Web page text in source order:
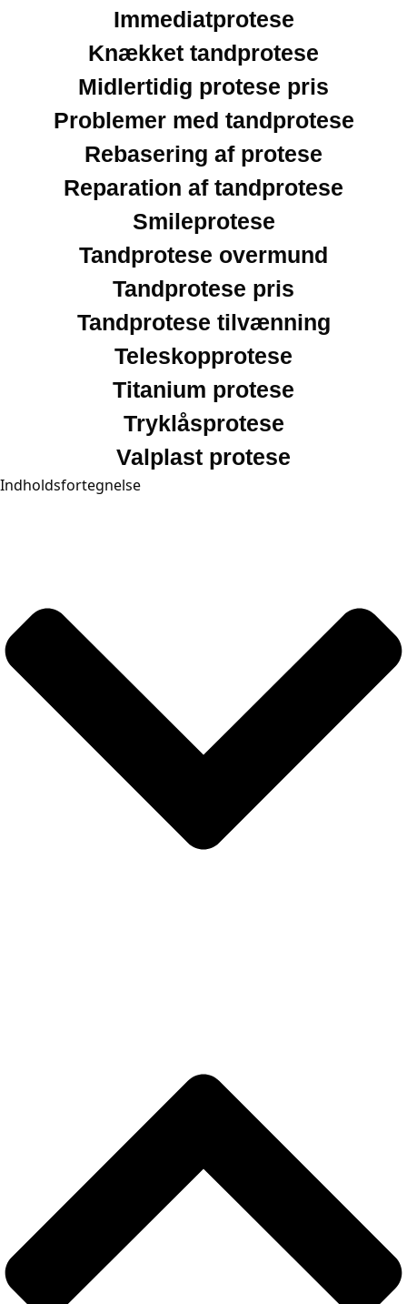
Immediatprotese
Knækket tandprotese
Midlertidig protese pris
Problemer med tandprotese
Rebasering af protese
Reparation af tandprotese
Smileprotese
Tandprotese overmund
Tandprotese pris
Tandprotese tilvænning
Teleskopprotese
Titanium protese
Tryklåsprotese
Valplast protese
Indholdsfortegnelse